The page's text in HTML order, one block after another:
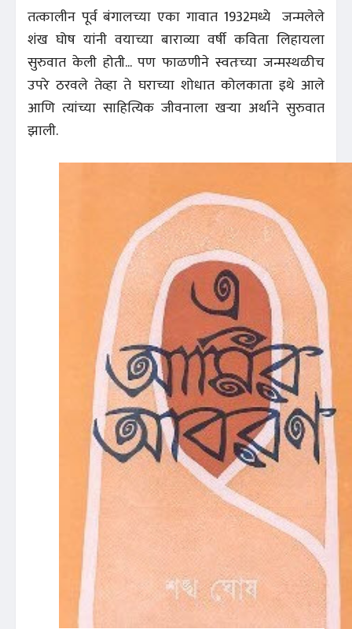
तत्कालीन पूर्व बंगालच्या एका गावात 1932मध्ये जन्मलेले
शंख घोष यांनी वयाच्या बाराव्या वर्षी कविता लिहायला
सुरुवात केली होती... पण फाळणीने स्वतःच्या जन्मस्थळीच
उपरे ठरवले तेव्हा ते घराच्या शोधात कोलकाता इथे आले
आणि त्यांच्या साहित्यिक जीवनाला खऱ्या अर्थाने सुरुवात
झाली.